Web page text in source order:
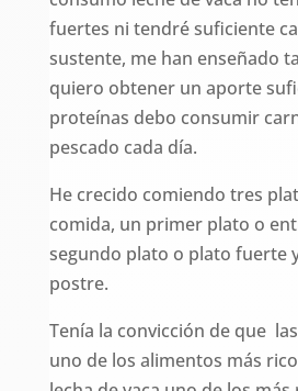
fuertes ni tendré suficiente
sustente, me han enseñado
quiero obtener un aporte
proteínas debo consumir
pescado cada día.
He crecido comiendo tres
comida, un primer plato o
segundo plato o plato fuerte
postre.
Tenía la convicción de que
uno de los alimentos más